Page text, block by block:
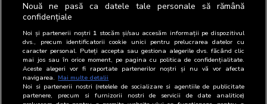
ce reclamele pentru ofertele de
Divertisment/Media/Timp liber au investit un buget 14,6
milioane de euro (rate card), cu o cotă de 8%.
Un alt domeniu cu investiții importante în publicitatea
radio este reprezentat de firmele de comunicații, cu un
buget de 11,2 milioane de euro (rate card) și o cotă de
Nouă ne pasă ca datele tale personale să rămână
confidențiale
Noi și partenerii noștri 1 stocăm și/sau accesăm informații pe dispozitivul
dvs., precum identificatorii cookie unici pentru prelucrarea datelor cu
caracter personal. Puteți accepta sau gestiona alegerile dvs. făcând clic
mai jos sau în orice moment, pe pagina cu politica de confidențialitate.
Aceste alegeri vor fi raportate partenerilor noștri și nu vă vor afecta
navigarea. Mai multe detalii
Noi si partenerii nostri (retelele de socializare si agentiile de publicitate
partenere, precum si furnizorii nostri de servicii de date analitice)